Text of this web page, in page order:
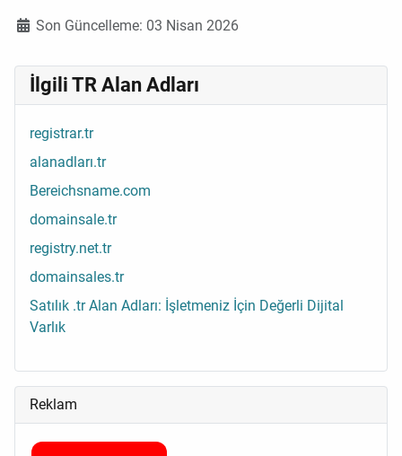
Ayrıntılar
Son Güncelleme: 03 Nisan 2026
İlgili TR Alan Adları
registrar.tr
alanadları.tr
Bereichsname.com
domainsale.tr
registry.net.tr
domainsales.tr
Satılık .tr Alan Adları: İşletmeniz İçin Değerli Dijital
Varlık
Reklam